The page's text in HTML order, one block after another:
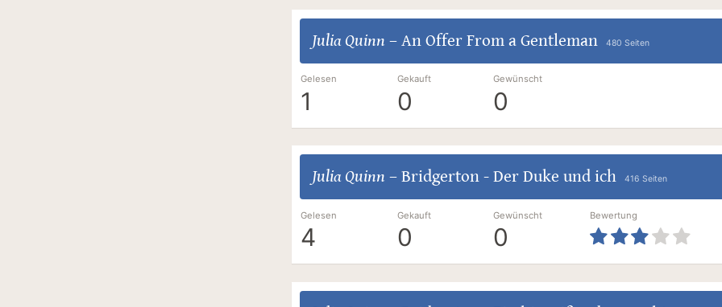
Julia Quinn – An Offer From a Gentleman 480 Seiten
Gelesen
1
Gekauft
0
Gewünscht
0
Julia Quinn – Bridgerton - Der Duke und ich 416 Seiten
Gelesen
4
Gekauft
0
Gewünscht
0
Bewertung